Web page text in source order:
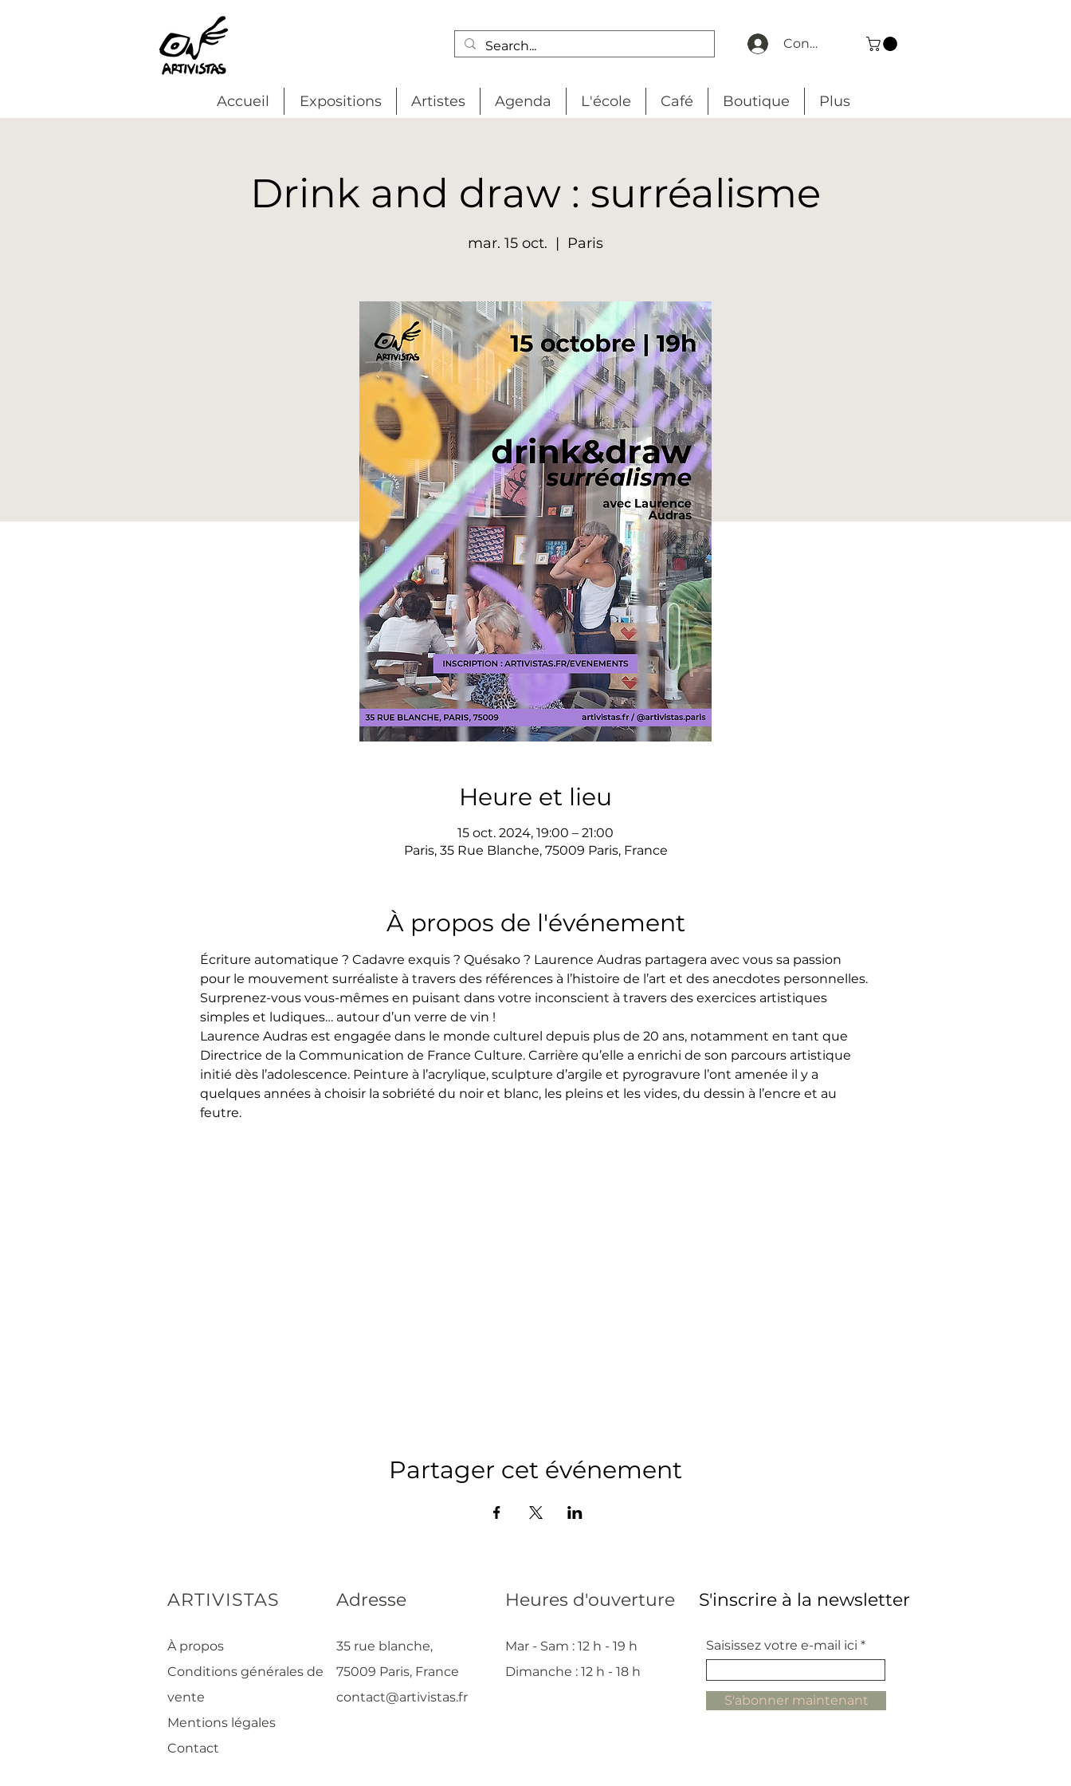
Connexion
Accueil Expositions Artistes Agenda L'école Café Boutique Plus
Drink and draw : surréalisme
mar. 15 oct.
  |
Paris
Heure et lieu
15 oct. 2024, 19:00 – 21:00
Paris, 35 Rue Blanche, 75009 Paris, France
À propos de l'événement
Écriture automatique ? Cadavre exquis ? Quésako ? Laurence Audras partagera avec vous sa passion
pour le mouvement surréaliste à travers des références à l’histoire de l’art et des anecdotes personnelles.
Surprenez-vous vous-mêmes en puisant dans votre inconscient à travers des exercices artistiques
simples et ludiques… autour d’un verre de vin !
Laurence Audras est engagée dans le monde culturel depuis plus de 20 ans, notamment en tant que
Directrice de la Communication de France Culture. Carrière qu’elle a enrichi de son parcours artistique
initié dès l’adolescence. Peinture à l’acrylique, sculpture d’argile et pyrogravure l’ont amenée il y a
quelques années à choisir la sobriété du noir et blanc, les pleins et les vides, du dessin à l’encre et au
feutre.
Partager cet événement
ARTIVISTAS Adresse Heures d'ouverture
À propos
Conditions générales de
vente
Mentions légales
Contact
35 rue blanche,
75009 Paris, France
contact@artivistas.fr
Mar - Sam : 12 h - 19 h
Dimanche : 12 h - 18 h
S'inscrire à la newsletter
Saisissez votre e-mail ici
S'abonner maintenant